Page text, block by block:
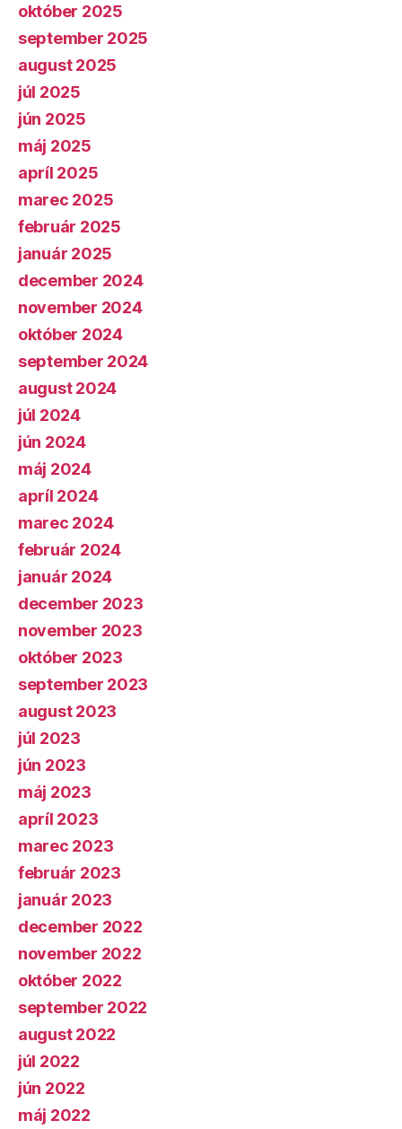
október 2025
september 2025
august 2025
júl 2025
jún 2025
máj 2025
apríl 2025
marec 2025
február 2025
január 2025
december 2024
november 2024
október 2024
september 2024
august 2024
júl 2024
jún 2024
máj 2024
apríl 2024
marec 2024
február 2024
január 2024
december 2023
november 2023
október 2023
september 2023
august 2023
júl 2023
jún 2023
máj 2023
apríl 2023
marec 2023
február 2023
január 2023
december 2022
november 2022
október 2022
september 2022
august 2022
júl 2022
jún 2022
máj 2022